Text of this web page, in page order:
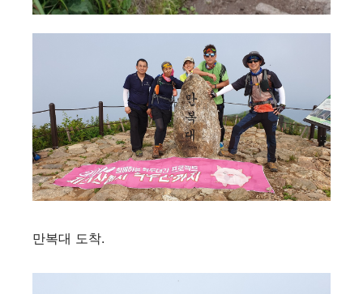
만복대 도착.